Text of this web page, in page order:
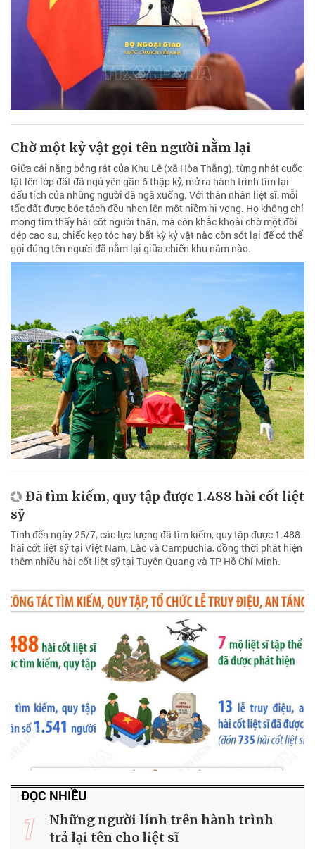
Chờ một kỷ vật gọi tên người nằm lại
Giữa cái nắng bỏng rát của Khu Lê (xã Hòa Thắng), từng nhát cuốc
lật lên lớp đất đã ngủ yên gần 6 thập kỷ, mở ra hành trình tìm lại
dấu tích của những người đã ngã xuống. Với thân nhân liệt sĩ, mỗi
tấc đất được bóc tách đều nhen lên một niềm hi vọng. Họ không chỉ
mong tìm thấy hài cốt người thân, mà còn khắc khoải chờ một đôi
dép cao su, chiếc kẹp tóc hay bất kỳ kỷ vật nào còn sót lại để có thể
gọi đúng tên người đã nằm lại giữa chiến khu năm nào.
Đã tìm kiếm, quy tập được 1.488 hài cốt liệt
sỹ
Tính đến ngày 25/7, các lực lượng đã tìm kiếm, quy tập được 1.488
hài cốt liệt sỹ tại Việt Nam, Lào và Campuchia, đồng thời phát hiện
thêm nhiều hài cốt liệt sỹ tại Tuyên Quang và TP Hồ Chí Minh.
ĐỌC NHIỀU
1
Những người lính trên hành trình
trả lại tên cho liệt sĩ